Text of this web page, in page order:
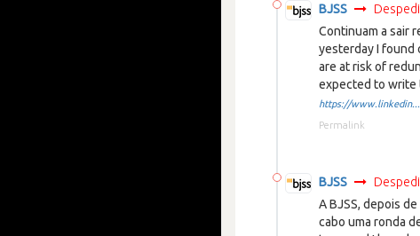
BJSS
Continuam a sair
yesterday I found
are at risk of
expected to write
https://www.linkedin...
Permalink
BJSS
A BJSS, depois
cabo uma ronda